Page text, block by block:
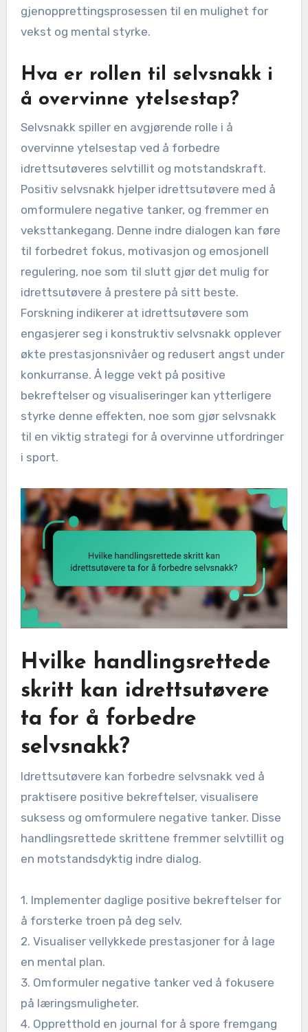
gjenopprettingsprosessen til en mulighet for
vekst og mental styrke.
Hva er rollen til selvsnakk i
å overvinne ytelsestap?
Selvsnakk spiller en avgjørende rolle i å
overvinne ytelsestap ved å forbedre
idrettsutøveres selvtillit og motstandskraft.
Positiv selvsnakk hjelper idrettsutøvere med å
omformulere negative tanker, og fremmer en
veksttankegang. Denne indre dialogen kan føre
til forbedret fokus, motivasjon og emosjonell
regulering, noe som til slutt gjør det mulig for
idrettsutøvere å prestere på sitt beste.
Forskning indikerer at idrettsutøvere som
engasjerer seg i konstruktiv selvsnakk opplever
økte prestasjonsnivåer og redusert angst under
konkurranse. Å legge vekt på positive
bekreftelser og visualiseringer kan ytterligere
styrke denne effekten, noe som gjør selvsnakk
til en viktig strategi for å overvinne utfordringer
i sport.
Hvilke handlingsrettede
skritt kan idrettsutøvere
ta for å forbedre
selvsnakk?
Idrettsutøvere kan forbedre selvsnakk ved å
praktisere positive bekreftelser, visualisere
suksess og omformulere negative tanker. Disse
handlingsrettede skrittene fremmer selvtillit og
en motstandsdyktig indre dialog.
1. Implementer daglige positive bekreftelser for
å forsterke troen på deg selv.
2. Visualiser vellykkede prestasjoner for å lage
en mental plan.
3. Omformuler negative tanker ved å fokusere
på læringsmuligheter.
4. Oppretthold en journal for å spore fremgang